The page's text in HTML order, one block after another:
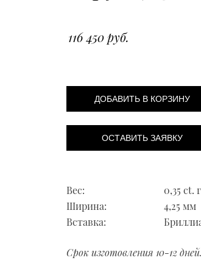
116 450 руб.
ДОБАВИТЬ В КОРЗИНУ
ОСТАВИТЬ ЗАЯВКУ
Вес:
0,35 ct.
Ширина:
4,25 мм
Вставка:
Срок изготовления 10-12 дней.